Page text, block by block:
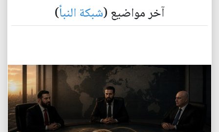
آخر مواضيع (شبكة النبأ)